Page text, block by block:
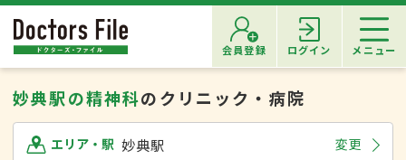
会員登録 ログイン メニュー
妙典駅の精神科のクリニック・病院
エリア・駅 妙典駅 変更